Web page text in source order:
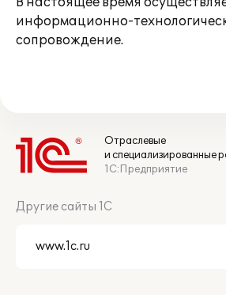
информационно-
сопровождение.
Отраслевые
и специализированные
1С:Предприятие
Другие сайты 1С